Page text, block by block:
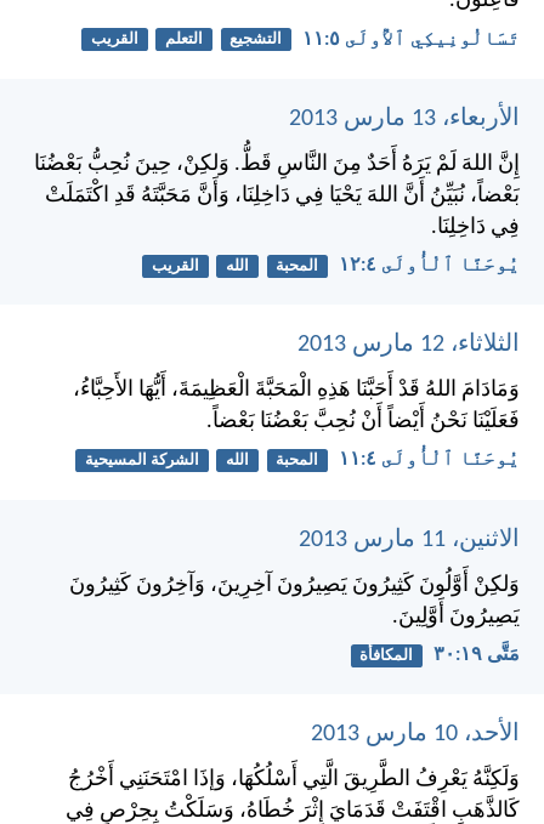
تَسَالُونِيكِي ٱلأُولَى ٥:‏١١ التشجيع التعلم القريب
الأربعاء، 13 مارس 2013
إِنَّ اللهَ لَمْ يَرَهُ أَحَدٌ مِنَ النَّاسِ قَطُّ. وَلكِنْ، حِينَ نُحِبُّ بَعْضُنَا
بَعْضاً، نُبَيِّنُ أَنَّ اللهَ يَحْيَا فِي دَاخِلِنَا، وَأَنَّ مَحَبَّتَهُ قَدِ اكْتَمَلَتْ
فِي دَاخِلِنَا.
يُوحَنَّا ٱلْأُولَى ٤:‏١٢ المحبة الله القريب
الثلاثاء، 12 مارس 2013
وَمَادَامَ اللهُ قَدْ أَحَبَّنَا هَذِهِ الْمَحَبَّةَ الْعَظِيمَةَ، أَيُّهَا الأَحِبَّاءُ،
فَعَلَيْنَا نَحْنُ أَيْضاً أَنْ نُحِبَّ بَعْضُنَا بَعْضاً.
يُوحَنَّا ٱلْأُولَى ٤:‏١١ المحبة الله الشركة المسيحية
الاثنين، 11 مارس 2013
وَلكِنْ أَوَّلُونَ كَثِيرُونَ يَصِيرُونَ آخِرِينَ، وَآخِرُونَ كَثِيرُونَ
يَصِيرُونَ أَوَّلِينَ.
مَتَّى ١٩:‏٣٠ المكافأة
الأحد، 10 مارس 2013
وَلَكِنَّهُ يَعْرِفُ الطَّرِيقَ الَّتِي أَسْلُكُهَا، وَإذَا امْتَحَنَنِي أَخْرُجُ
كَالذَّهَبِ اقْتَفَتْ قَدَمَايَ إِثْرَ خُطَاهُ، وَسَلَكْتُ بِحِرْصٍ فِي